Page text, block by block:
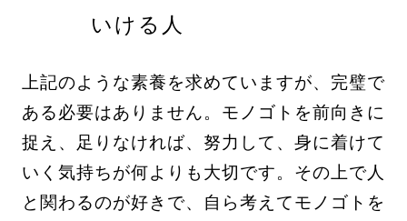
いける人
上記のような素養を求めていますが、完璧で
ある必要はありません。モノゴトを前向きに
捉え、足りなければ、努力して、身に着けて
いく気持ちが何よりも大切です。その上で人
と関わるのが好きで、自ら考えてモノゴトを